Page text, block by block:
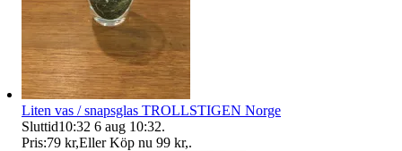
Liten vas / snapsglas TROLLSTIGEN Norge
Sluttid10:32 6 aug 10:32.
Pris:79 kr,Eller Köp nu 99 kr,.